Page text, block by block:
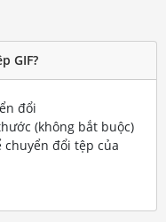
GIF?
đổi
(không bắt buộc)
chuyển đổi tệp của